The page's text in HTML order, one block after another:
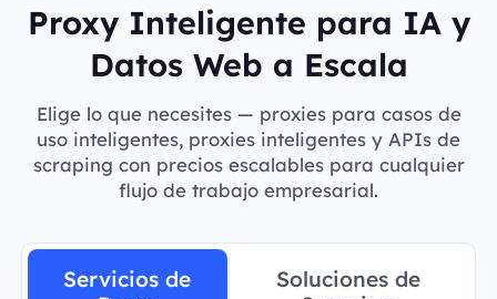
Proxy Inteligente para IA y
Datos Web a Escala
Elige lo que necesites — proxies para casos de
uso inteligentes, proxies inteligentes y APIs de
scraping con precios escalables para cualquier
flujo de trabajo empresarial.
Servicios de
Soluciones de